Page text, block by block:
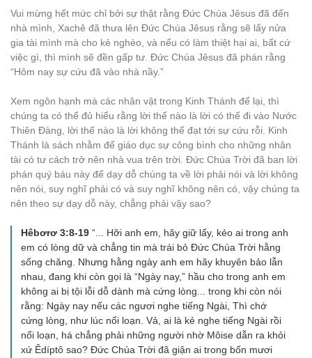
Vui mừng hết mức chỉ bởi sự thật rằng Đức Chúa Jêsus đã đến
nhà mình, Xachê đã thưa lên Đức Chúa Jêsus rằng sẽ lấy nửa
gia tài mình mà cho kẻ nghèo, và nếu có làm thiệt hại ai, bất cứ
việc gì, thì mình sẽ đền gấp tư. Đức Chúa Jêsus đã phán rằng
“Hôm nay sự cứu đã vào nhà nầy.”
Xem ngôn hạnh mà các nhân vật trong Kinh Thánh để lại, thì
chúng ta có thể đủ hiểu rằng lời thế nào là lời có thể đi vào Nước
Thiên Đàng, lời thế nào là lời không thể đạt tới sự cứu rỗi. Kinh
Thánh là sách nhằm để giáo dục sự công bình cho những nhân
tài có tư cách trở nên nhà vua trên trời. Đức Chúa Trời đã ban lời
phán quý báu này để dạy dỗ chúng ta về lời phải nói và lời không
nên nói, suy nghĩ phải có và suy nghĩ không nên có, vậy chúng ta
nên theo sự dạy dỗ này, chẳng phải vậy sao?
Hêbơrơ 3:8-19 “... Hỡi anh em, hãy giữ lấy, kẻo ai trong anh
em có lòng dữ và chẳng tin mà trái bỏ Đức Chúa Trời hằng
sống chăng. Nhưng hằng ngày anh em hãy khuyên bảo lẫn
nhau, đang khi còn gọi là “Ngày nay,” hầu cho trong anh em
không ai bị tội lỗi dỗ dành mà cứng lòng... trong khi còn nói
rằng: Ngày nay nếu các ngươi nghe tiếng Ngài, Thì chớ
cứng lòng, như lúc nổi loạn. Vả, ai là kẻ nghe tiếng Ngài rồi
nổi loạn, há chẳng phải những người nhờ Môise dẫn ra khỏi
xứ Êdíptô sao? Đức Chúa Trời đã giận ai trong bốn mươi